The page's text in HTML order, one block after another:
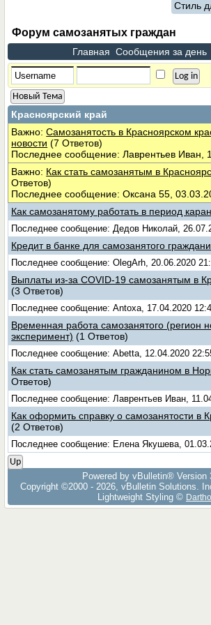
Стиль
Форум самозанятых граждан
Главная Сообщения за день
Новый Тема
Красноярский край
Важно:Самозанятость в Красноярском
новости (7 Ответов)
Последнее сообщение: Лаврентьев Иван,
Важно: Как стать самозанятым в
Ответов)
Последнее сообщение: Оксана 55,
Как самозанятому работать в период
Последнее сообщение: Дедов Николай,
Кредит в банке для самозанятого
Последнее сообщение: OlegArh, 20.06.2020
Выплаты из-за COVID-19 самозанятым в
(3 Ответов)
Последнее сообщение: Antoxa, 17.04.2020
Временная работа самозанятого (регион
эксперимент) (1 Ответов)
Последнее сообщение: Abetta, 12.04.2020
Как стать самозанятым гражданином в
Ответов)
Последнее сообщение: Лаврентьев Иван,
Как оформить справку о самозанятости в
(2 Ответов)
Последнее сообщение: Елена Якушева,
Up
Powered by vBulletin® Version
Copyright ©2000 - 2026, vBulletin Solutions,
Lightweight Styling © Dartho